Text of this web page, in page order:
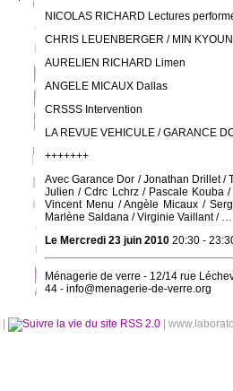
NICOLAS RICHARD Lectures
CHRIS LEUENBERGER / MIN
AURELIEN RICHARD Limen
ANGELE MICAUX Dallas
CRSSS Intervention
LA REVUE VEHICULE / GARANCE
+++++++
Avec Garance Dor / Jonathan Drillet /
Julien / Cdrc Lchrz / Pascale Kouba
Vincent Menu / Angèle Micaux /
Marlène Saldana / Virginie Vaillant / …
Le Mercredi 23 juin 2010 20:30 -
Ménagerie de verre - 12/14 rue
44 - info@menagerie-de-verre.org
RSS 2.0 |